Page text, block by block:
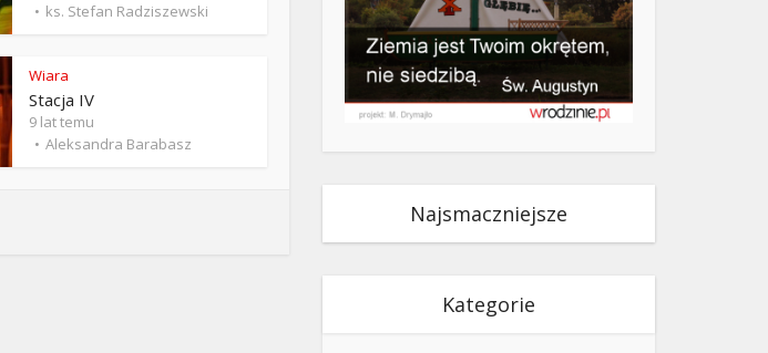
ks. Stefan Radziszewski
Wiara
Stacja IV
9 lat temu
Aleksandra Barabasz
Najsmaczniejsze
Kategorie